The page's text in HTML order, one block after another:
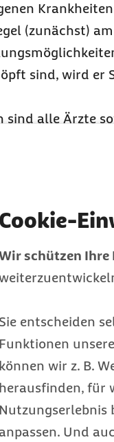
Cookie-
schützen Ihre
Sie entscheiden
Funktionen
können wir z. B.
herausfinden, für
Nutzungserlebnis
anpassen. Und
(zunächst)
sind, wird er
sind alle Ärzte
jeden zu